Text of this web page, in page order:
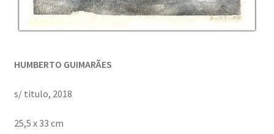
HUMBERTO GUIMARÃES
s/ titulo, 2018
25,5 x 33 cm